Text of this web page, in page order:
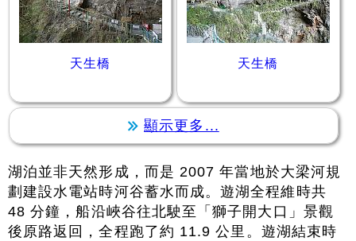
天生橋 天生橋
顯示更多...
湖泊並非天然形成，而是 2007 年當地於大梁河規
劃建設水電站時河谷蓄水而成。遊湖全程維時共
48 分鐘，船沿峽谷往北駛至「獅子開大口」景觀
後原路返回，全程跑了約 11.9 公里。遊湖結束時